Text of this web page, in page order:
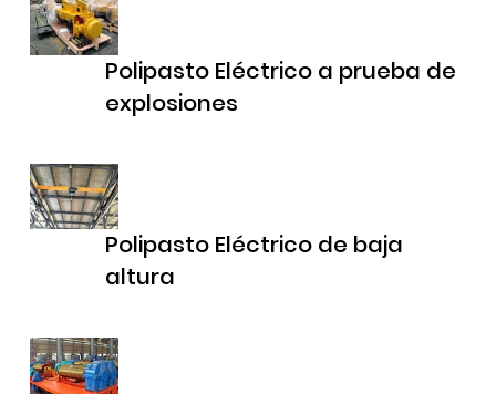
Polipasto Eléctrico a prueba de
explosiones
Polipasto Eléctrico de baja
altura